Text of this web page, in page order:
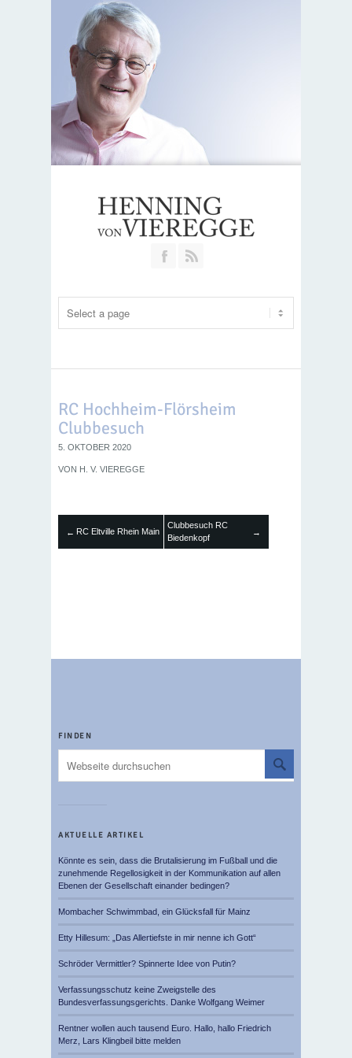
Join our Facebook Group
RC Hochheim-Flörsheim
Clubbesuch
5. OKTOBER 2020
VON H. V. VIEREGGE
← RC Eltville Rhein Main
Clubbesuch RC
Biedenkopf
→
FINDEN
AKTUELLE ARTIKEL
Könnte es sein, dass die Brutalisierung im Fußball und die
zunehmende Regellosigkeit in der Kommunikation auf allen
Ebenen der Gesellschaft einander bedingen?
Mombacher Schwimmbad, ein Glücksfall für Mainz
Etty Hillesum: „Das Allertiefste in mir nenne ich Gott“
Schröder Vermittler? Spinnerte Idee von Putin?
Verfassungsschutz keine Zweigstelle des
Bundesverfassungsgerichts. Danke Wolfgang Weimer
Rentner wollen auch tausend Euro. Hallo, hallo Friedrich
Merz, Lars Klingbeil bitte melden